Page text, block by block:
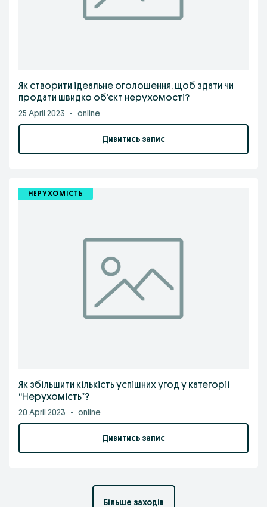
Як створити ідеальне оголошення, щоб здати чи
продати швидко об’єкт нерухомості?
25 April 2023 • online
Дивитись запис
НЕРУХОМІСТЬ
Як збільшити кількість успішних угод у категорії
“Нерухомість”?
20 April 2023 • online
Дивитись запис
Більше заходів